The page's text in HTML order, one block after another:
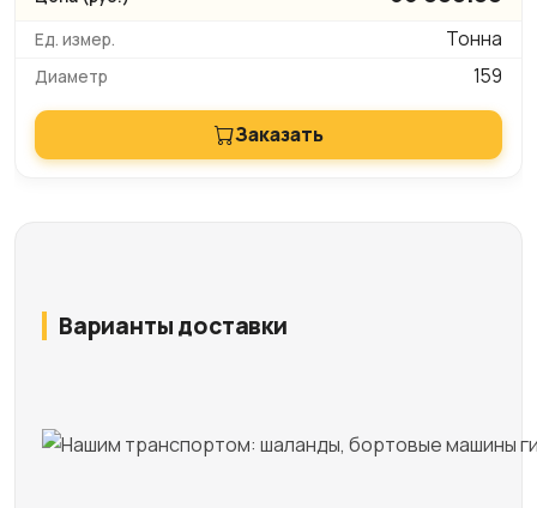
Тонна
159
Заказать
Варианты доставки